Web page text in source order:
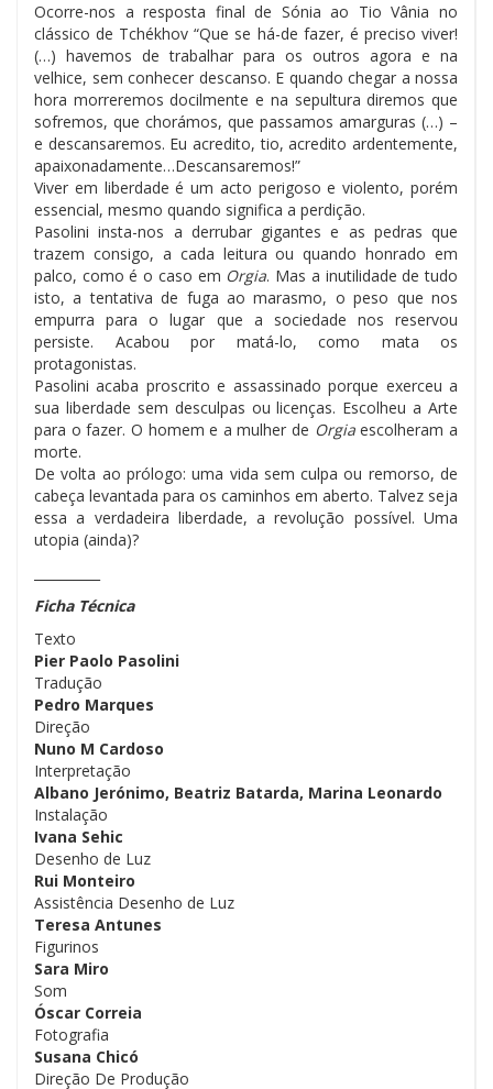
Ocorre-nos a resposta final de Sónia ao Tio Vânia no
clássico de Tchékhov “Que se há-de fazer, é preciso viver!
(…) havemos de trabalhar para os outros agora e na
velhice, sem conhecer descanso. E quando chegar a nossa
hora morreremos docilmente e na sepultura diremos que
sofremos, que chorámos, que passamos amarguras (…) –
e descansaremos. Eu acredito, tio, acredito ardentemente,
apaixonadamente…Descansaremos!”
Viver em liberdade é um acto perigoso e violento, porém
essencial, mesmo quando significa a perdição.
Pasolini insta-nos a derrubar gigantes e as pedras que
trazem consigo, a cada leitura ou quando honrado em
palco, como é o caso em Orgia. Mas a inutilidade de tudo
isto, a tentativa de fuga ao marasmo, o peso que nos
empurra para o lugar que a sociedade nos reservou
persiste. Acabou por matá-lo, como mata os
protagonistas.
Pasolini acaba proscrito e assassinado porque exerceu a
sua liberdade sem desculpas ou licenças. Escolheu a Arte
para o fazer. O homem e a mulher de Orgiaescolheram a
morte.
De volta ao prólogo: uma vida sem culpa ou remorso, de
cabeça levantada para os caminhos em aberto. Talvez seja
essa a verdadeira liberdade, a revolução possível. Uma
utopia (ainda)?
Ficha Técnica
Texto
Pier Paolo Pasolini
Tradução
Pedro Marques
Direção
Nuno M Cardoso
Interpretação
Albano Jerónimo, Beatriz Batarda, Marina Leonardo
Instalação
Ivana Sehic
Desenho de Luz
Rui Monteiro
Assistência Desenho de Luz
Teresa Antunes
Figurinos
Sara Miro
Som
Óscar Correia
Fotografia
Susana Chicó
Direção De Produção